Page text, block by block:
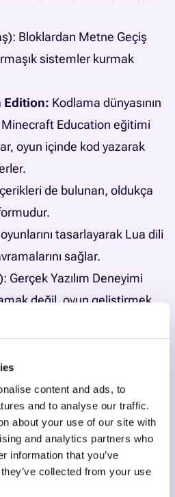
content and ads, to
and to analyse our traffic.
about your use of our site with
and analytics partners who
information that you’ve
collected from your use
Bloklardan Metne Geçiş
sistemler kurmak
Edition: Kodlama dünyasının
Minecraft Education eğitimi
oyun içinde kod yazarak
de bulunan, oldukça
tasarlayarak Lua dili
sağlar.
Gerçek Yazılım Deneyimi
değil, oyun geliştirmek
de kullandığı
robotik simülasyonlar
sunar.Unity ile oyun
fizik motorlarını
yapıyoruz.
(rol yapma) oyunu içinde
kodları yazarak bölümleri